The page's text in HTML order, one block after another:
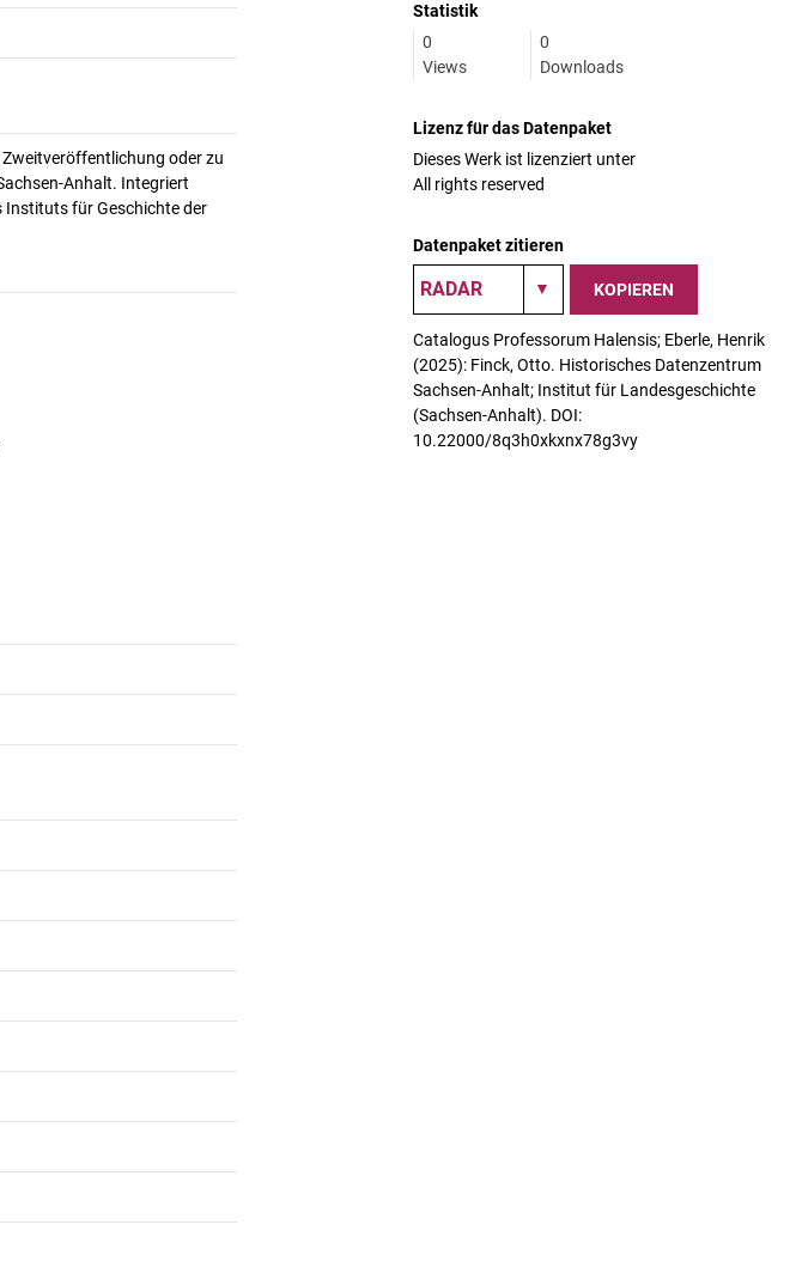
oder zu
Anhalt. Integriert
Instituts für Geschichte der
Statistik
0
Views
0
Downloads
Lizenz für das Datenpaket
Dieses Werk ist lizenziert unter
All rights reserved
Datenpaket zitieren
KOPIEREN
Catalogus Professorum Halensis; Eberle, Henrik
(2025): Finck, Otto. Historisches Datenzentrum
Sachsen-Anhalt; Institut für Landesgeschichte
(Sachsen-Anhalt). DOI:
10.22000/8q3h0xkxnx78g3vy